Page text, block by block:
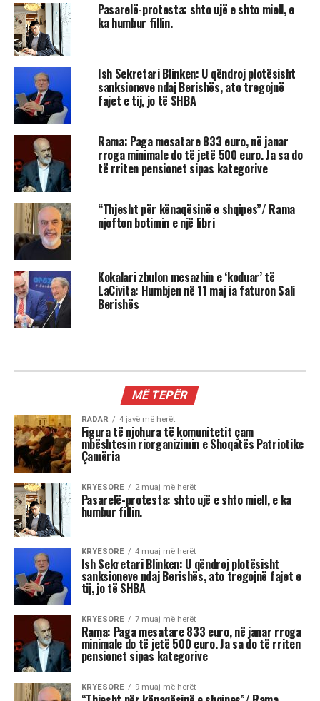
Pasarelë-protesta: shto ujë e shto miell, e
ka humbur fillin.
Ish Sekretari Blinken: U qëndroj plotësisht
sanksioneve ndaj Berishës, ato tregojnë
fajet e tij, jo të SHBA
Rama: Paga mesatare 833 euro, në janar
rroga minimale do të jetë 500 euro. Ja sa do
të rriten pensionet sipas kategorive
“Thjesht për kënaqësinë e shqipes”/ Rama
njofton botimin e një libri
Kokalari zbulon mesazhin e ‘koduar’ të
LaCivita: Humbjen në 11 maj ia faturon Sali
Berishës
Reshat Arbana festoi 85-vjetorin
dhe la një mesazh për ne …
“Nderi i Kombit” Reshat Arbana, teksa festoi 85-
vjetorin e lindjes, mes emocionesh, kujtimesh
dhe lotësh, përcolli mesazhe të forta për
publikun në këtë stacion të jetës së tij.
“Jeta qenka tre ditë: e djeshmja, e sotmja dhe
e nesërmja. E nesërmja nuk dihet. Ta bëjmë